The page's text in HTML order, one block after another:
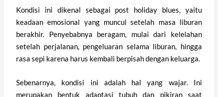
Kondisi ini dikenal sebagai post holiday blues, yaitu
keadaan emosional yang muncul setelah masa liburan
berakhir. Penyebabnya beragam, mulai dari kelelahan
setelah perjalanan, pengeluaran selama liburan, hingga
rasa sepi karena harus kembali berpisah dengan keluarga.
Sebenarnya, kondisi ini adalah hal yang wajar. Ini
merupakan bentuk adaptasi tubuh dan pikiran saat